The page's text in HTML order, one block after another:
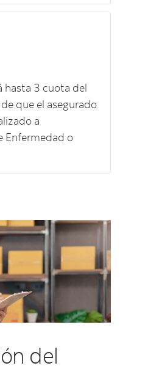
hasta 3 cuota del
que el asegurado
a
Enfermedad o
del